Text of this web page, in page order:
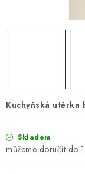
Kuchyňská
Skladem